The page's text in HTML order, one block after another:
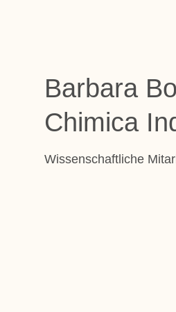
Barbara
Chimica
Wissenschaftliche